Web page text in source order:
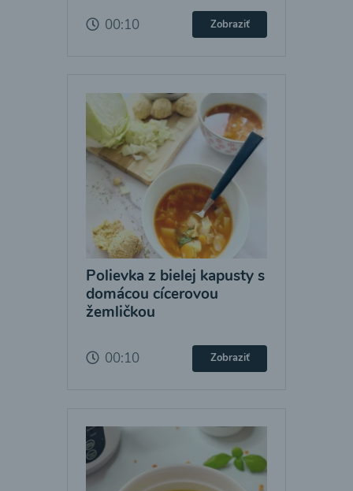
00:10 Zobraziť
Polievka z bielej kapusty s
domácou cícerovou
žemličkou
00:10 Zobraziť